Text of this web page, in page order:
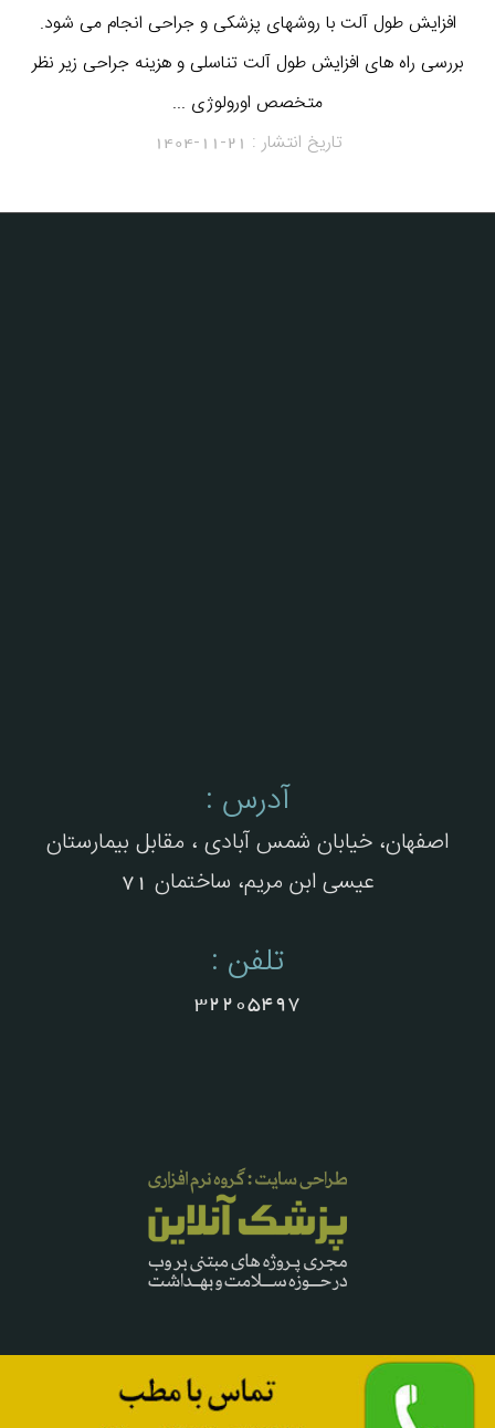
افزایش طول آلت با روشهای پزشکی و جراحی انجام می شود.
بررسی راه های افزایش طول آلت تناسلی و هزینه جراحی زیر نظر
متخصص اورولوژی ...
تاریخ انتشار : 1404-11-21
آدرس :
اصفهان، خیابان شمس آبادی ، مقابل بیمارستان
عیسی ابن مریم، ساختمان 71
تلفن :
32205497